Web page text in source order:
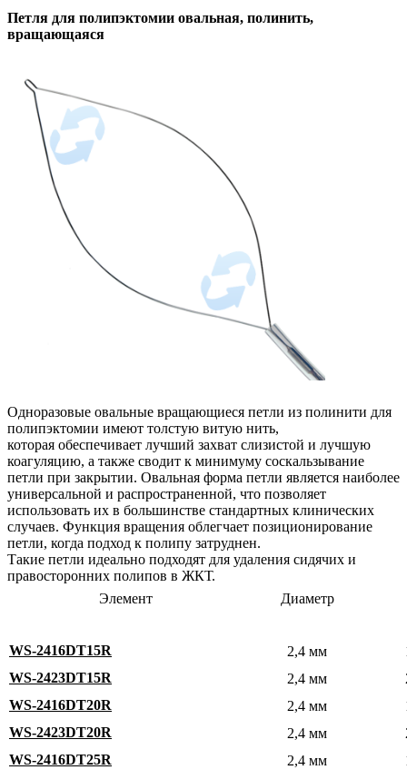
Петля для полипэктомии овальная, полинить,
вращающаяся
Одноразовые овальные вращающиеся петли из полинити для
полипэктомии имеют толстую витую нить,
которая обеспечивает лучший захват слизистой и лучшую
коагуляцию, а также сводит к минимуму соскальзывание
петли при закрытии. Овальная форма петли является наиболее
универсальной и распространенной, что позволяет
использовать их в большинстве стандартных клинических
случаев. Функция вращения облегчает позиционирование
петли, когда подход к полипу затруднен.
Такие петли идеально подходят для удаления сидячих и
правосторонних полипов в ЖКТ.
Элемент
Диаметр
WS-2416DT15R 2,4 мм
WS-2423DT15R
2,4 мм
WS-2416DT20R
2,4 мм
WS-2423DT20R
2,4 мм
WS-2416DT25R
2,4 мм